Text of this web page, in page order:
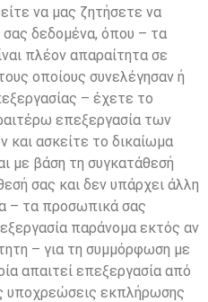
να μας ζητήσετε να
δεδομένα, όπου – τα
πλέον απαραίτητα σε
οποίους συνελέγησαν ή
– έχετε το
επεξεργασία των
ασκείτε το δικαίωμα
με βάση τη συγκατάθεσή
σας και δεν υπάρχει άλλη
– τα προσωπικά σας
παράνομα εκτός αν
– για τη συμμόρφωση με
απαιτεί επεξεργασία από
υποχρεώσεις εκπλήρωσης